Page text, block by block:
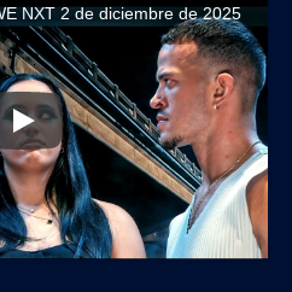
NXT 2 de diciembre de 2025